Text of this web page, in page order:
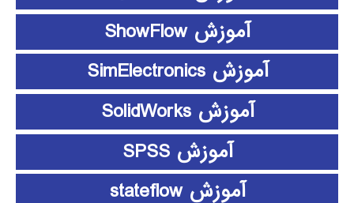
آموزش ShowFlow
آموزش SimElectronics
آموزش SolidWorks
آموزش SPSS
آموزش stateflow